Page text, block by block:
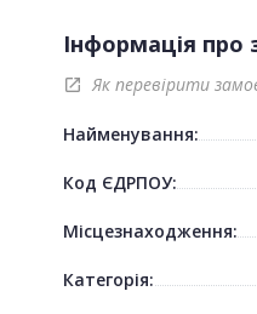
Інформація про
open_in_new Як перевірити
Найменування:
Код ЄДРПОУ:
Місцезнаходження:
Категорія: